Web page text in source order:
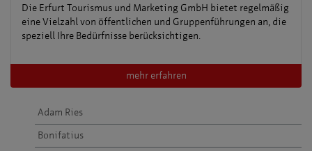
Die Erfurt Tourismus und Marketing GmbH bietet regelmäßig
eine Vielzahl von öffentlichen und Gruppenführungen an, die
speziell Ihre Bedürfnisse berücksichtigen.
mehr erfahren
Adam Ries
Bonifatius